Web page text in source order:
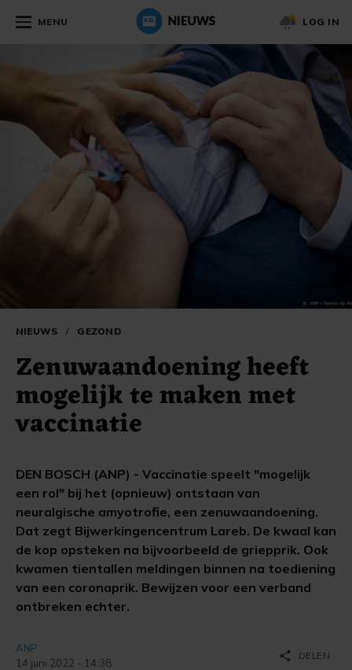
MENU LOG IN
NIEUWS / GEZOND
Zenuwaandoening heeft
mogelijk te maken met
vaccinatie
DEN BOSCH (ANP) - Vaccinatie speelt "mogelijk
een rol" bij het (opnieuw) ontstaan van
neuralgische amyotrofie, een zenuwaandoening.
Dat zegt Bijwerkingencentrum Lareb. De kwaal kan
de kop opsteken na bijvoorbeeld de griepprik. Ook
kwamen tientallen meldingen binnen na toediening
van een coronaprik. Bewijzen voor een verband
ontbreken echter.
ANP
14 juni 2022 - 14:38
share DELEN